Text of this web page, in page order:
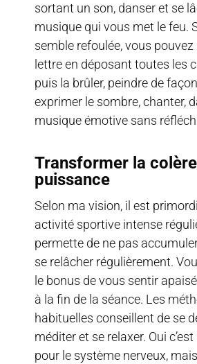
sortant un son, danser et se
musique qui vous met le feu.
semble refoulée, vous pouvez
lettre en déposant toutes les
puis la brûler, peindre de
exprimer le sombre, chanter,
musique émotive sans
Transformer la
puissance
Selon ma vision, il est
activité sportive intense
permette de ne pas
se relâcher régulièrement.
le bonus de vous sentir
à la fin de la séance. Les
habituelles conseillent de se
méditer et se relaxer. Oui
pour le système nerveux,